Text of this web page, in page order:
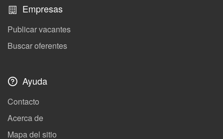
Empresas
Publicar vacantes
Buscar oferentes
Ayuda
Contacto
Acerca de
Mapa del sitio